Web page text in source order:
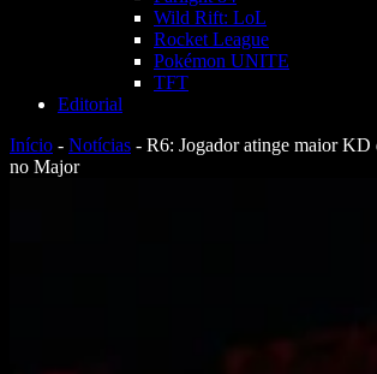
Wild Rift: LoL
Rocket League
Pokémon UNITE
TFT
Editorial
Início - Notícias - R6: Jogador atinge maior KD
no Major